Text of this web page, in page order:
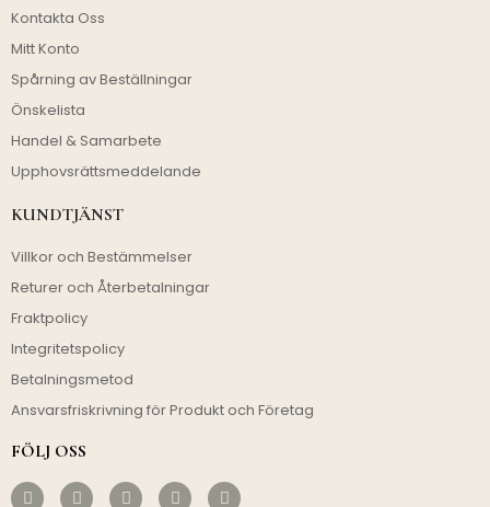
Kontakta Oss
Mitt Konto
Spårning av Beställningar
Önskelista
Handel & Samarbete
Upphovsrättsmeddelande
KUNDTJÄNST
Villkor och Bestämmelser
Returer och Återbetalningar
Fraktpolicy
Integritetspolicy
Betalningsmetod
Ansvarsfriskrivning för Produkt och Företag
FÖLJ OSS